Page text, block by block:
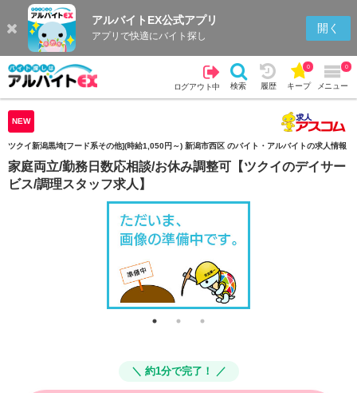
アルバイトEX公式アプリ
アプリで快適にバイト探し
開く
ログアウト中 検索 履歴 キープ
0
メニュー
0
検索 履歴
NEW
ツクイ新潟黒埼[フード系その他](時給1,050円～) 新潟市西区 のバイト・アルバイトの求人情報
家庭両立/勤務日数応相談/お休み調整可【ツクイのデイサー
ビス/調理スタッフ求人】
＼ 約1分で完了！ ／